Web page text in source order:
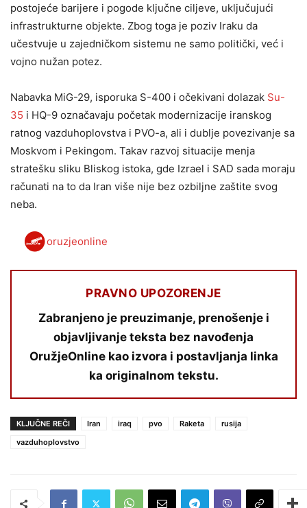
postojeće barijere i pogode ključne ciljeve, uključujući
infrastrukturne objekte. Zbog toga je poziv Iraku da
učestvuje u zajedničkom sistemu ne samo politički, već i
vojno nužan potez.
Nabavka MiG-29, isporuka S-400 i očekivani dolazak Su-
35 i HQ-9 označavaju početak modernizacije iranskog
ratnog vazduhoplovstva i PVO-a, ali i dublje povezivanje sa
Moskvom i Pekingom. Takav razvoj situacije menja
stratešku sliku Bliskog istoka, gde Izrael i SAD sada moraju
računati na to da Iran više nije bez ozbiljne zaštite svog
neba.
oruzjeonline
PRAVNO UPOZORENJE
Zabranjeno je preuzimanje, prenošenje i
objavljivanje teksta bez navođenja
OružjeOnline kao izvora i postavljanja linka
ka originalnom tekstu.
KLJUČNE REČI Iran iraq pvo Raketa
rusija
vazduhoplovstvo